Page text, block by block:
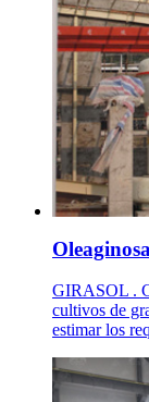
GIRASOL .
cultivos de
estimar los